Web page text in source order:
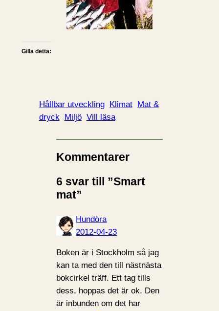
Gilla detta:
Hållbar utveckling Klimat Mat &
dryck Miljö Vill läsa
Kommentarer
6 svar till ”Smart
mat”
Hundöra
2012-04-23
Boken är i Stockholm så jag
kan ta med den till nästnästa
bokcirkel träff. Ett tag tills
dess, hoppas det är ok. Den
är inbunden om det har